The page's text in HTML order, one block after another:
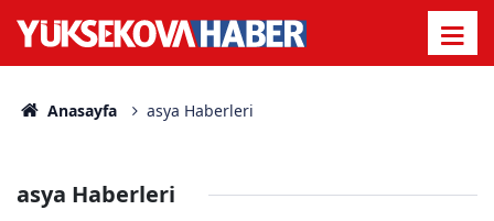
Anasayfa asya Haberleri
asya Haberleri